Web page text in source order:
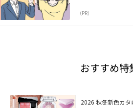
（PR）
おすすめ特
2026 秋冬新色カタ